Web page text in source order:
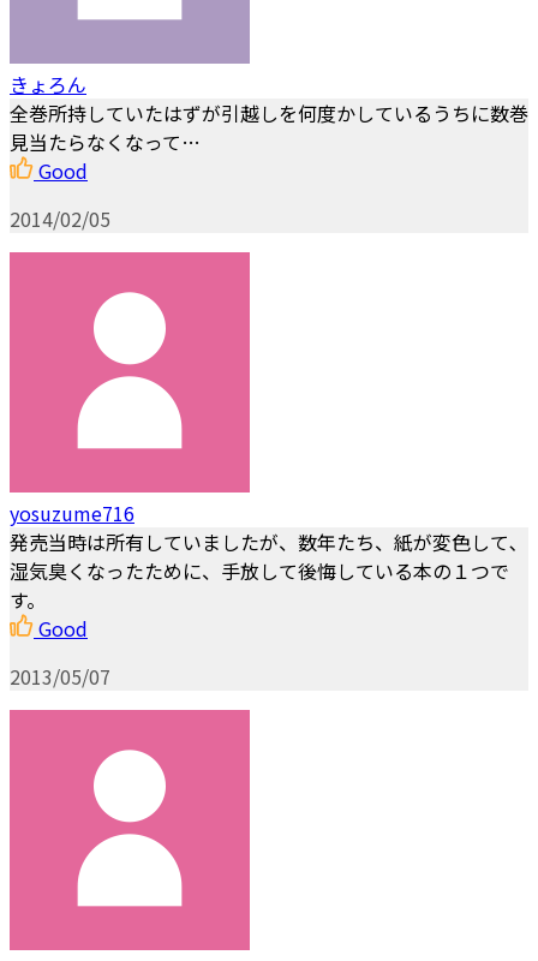
きょろん
全巻所持していたはずが引越しを何度かしているうちに数巻
見当たらなくなって…
Good
2014/02/05
yosuzume716
発売当時は所有していましたが、数年たち、紙が変色して､
湿気臭くなったために、手放して後悔している本の１つで
す。
Good
2013/05/07